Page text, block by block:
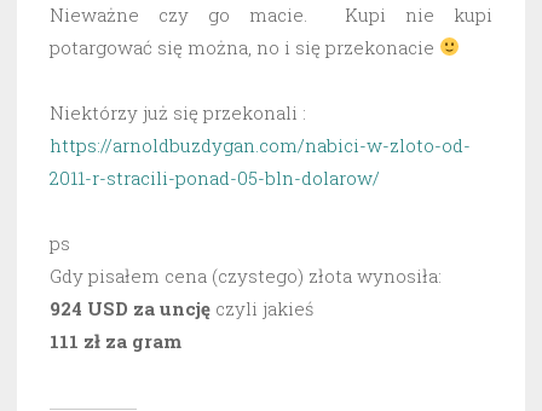
Nieważne czy go macie. Kupi nie kupi
potargować się można, no i się przekonacie
Niektórzy już się przekonali :
https://arnoldbuzdygan.com/nabici-w-zloto-od-
2011-r-stracili-ponad-05-bln-dolarow/
ps
Gdy pisałem cena (czystego) złota wynosiła:
924 USD za uncję czyli jakieś
111 zł za gram